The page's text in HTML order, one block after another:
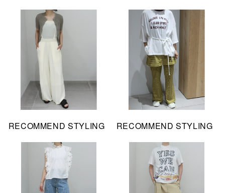
RECOMMEND STYLING RECOMMEND STYLING